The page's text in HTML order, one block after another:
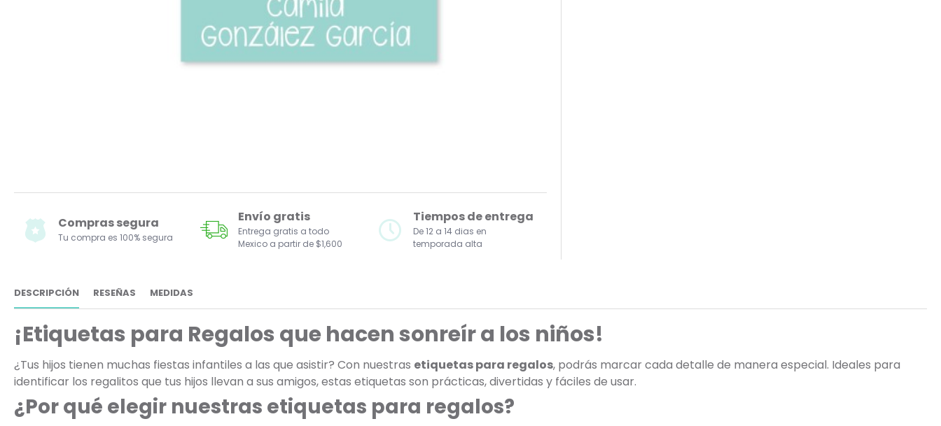
Compras segura
Tu compra es 100% segura
Envío gratis
Entrega gratis a todo
Mexico a partir de $1,600
Tiempos de entrega
De 12 a 14 dias en
temporada alta
DESCRIPCIÓN RESEÑAS MEDIDAS
¡Etiquetas para Regalos que hacen sonreír a los niños!
¿Tus hijos tienen muchas fiestas infantiles a las que asistir? Con nuestras etiquetas para regalos, podrás marcar cada detalle de manera especial. Ideales para
identificar los regalitos que tus hijos llevan a sus amigos, estas etiquetas son prácticas, divertidas y fáciles de usar.
¿Por qué elegir nuestras etiquetas para regalos?